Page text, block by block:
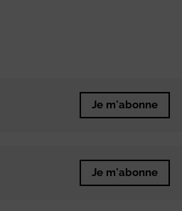
Je m'abonne
Je m'abonne